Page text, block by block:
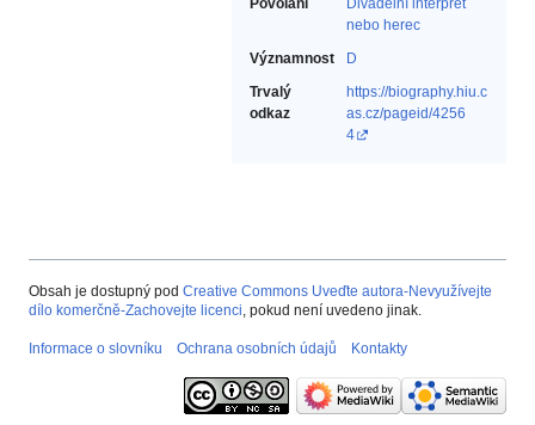
Povolání
Divadelní interpret
nebo herec‎
Významnost
D
Trvalý
odkaz
https://biography.hiu.c
as.cz/pageid/4256
4
Obsah je dostupný pod Creative Commons Uveďte autora-Nevyužívejte
dílo komerčně-Zachovejte licenci, pokud není uvedeno jinak.
Informace o slovníku Ochrana osobních údajů Kontakty